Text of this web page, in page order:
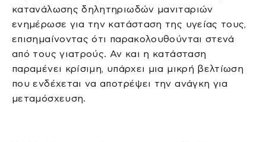
κατανάλωσης δηλητηριωδών μανιταριών
ενημέρωσε για την κατάσταση της υγείας τους,
επισημαίνοντας ότι παρακολουθούνται στενά
από τους γιατρούς. Αν και η κατάσταση
παραμένει κρίσιμη, υπάρχει μια μικρή βελτίωση
που ενδέχεται να αποτρέψει την ανάγκη για
μεταμόσχευση.